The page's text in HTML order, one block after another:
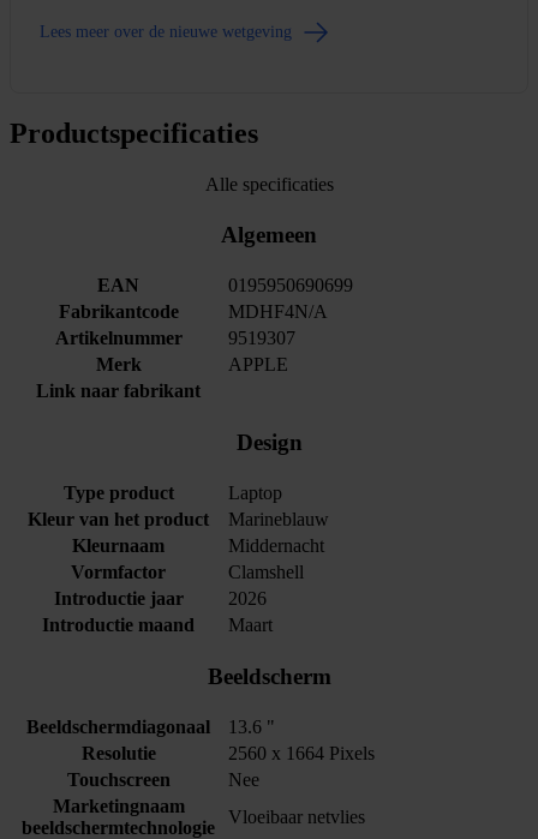
Lees meer over de nieuwe wetgeving
Productspecificaties
Alle specificaties
Algemeen
EAN
0195950690699
Fabrikantcode
MDHF4N/A
Artikelnummer
9519307
Merk
APPLE
Link naar fabrikant
Design
Type product
Laptop
Kleur van het product
Marineblauw
Kleurnaam
Middernacht
Vormfactor
Clamshell
Introductie jaar
2026
Introductie maand
Maart
Beeldscherm
Beeldschermdiagonaal
13.6 "
Resolutie
2560 x 1664 Pixels
Touchscreen
Nee
Marketingnaam
beeldschermtechnologie
Vloeibaar netvlies